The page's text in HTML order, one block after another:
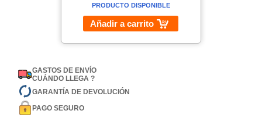
PRODUCTO DISPONIBLE
Añadir a carrito
GASTOS DE ENVÍO
CUÁNDO LLEGA ?
GARANTÍA DE DEVOLUCIÓN
PAGO SEGURO